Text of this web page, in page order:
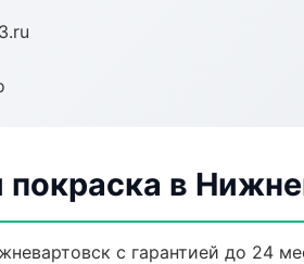
покраска в
с гарантией до 24